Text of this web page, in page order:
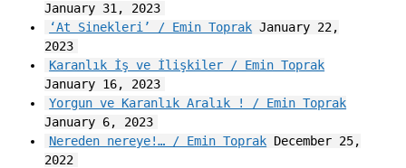
January 31, 2023
‘At Sinekleri’ / Emin Toprak January 22,
2023
Karanlık İş ve İlişkiler / Emin Toprak
January 16, 2023
Yorgun ve Karanlık Aralık ! / Emin Toprak
January 6, 2023
Nereden nereye!… / Emin Toprak December 25,
2022